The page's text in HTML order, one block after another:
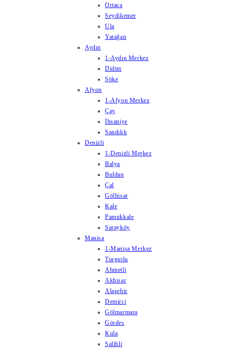
Ortaca
Seydikemer
Ula
Yatağan
Aydın
1-Aydın Merkez
Didim
Söke
Afyon
1-Afyon Merkez
Çay
İhsaniye
Sandıklı
Denizli
1-Denizli Merkez
Balya
Buldan
Çal
Gölhisar
Kale
Pamukkale
Sarayköy
Manisa
1-Manisa Merkez
Turgutlu
Ahmetli
Akhisar
Alaşehir
Demirci
Gölmarmara
Gördes
Kula
Salihli